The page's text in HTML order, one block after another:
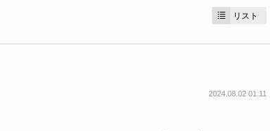
リスト
2024.08.02 01:11